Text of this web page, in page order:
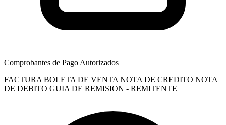
Comprobantes de Pago Autorizados
FACTURA BOLETA DE VENTA NOTA DE CREDITO NOTA
DE DEBITO GUIA DE REMISION - REMITENTE